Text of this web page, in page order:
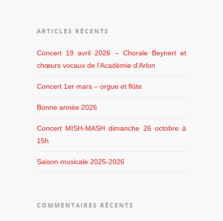
ARTICLES RÉCENTS
Concert 19 avril 2026 – Chorale Beynert et
chœurs vocaux de l’Académie d’Arlon
Concert 1er mars – orgue et flûte
Bonne année 2026
Concert MISH-MASH dimanche 26 octobre à
15h
Saison musicale 2025-2026
COMMENTAIRES RÉCENTS